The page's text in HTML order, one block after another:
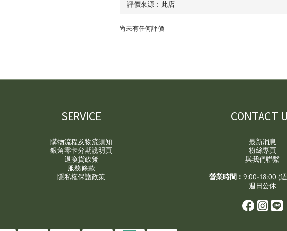
尚未有任何評價
SERVICE
購物流程及物流須知
銀角零卡分期說明頁
退換貨政策
服務條款
隱私權保護政策
CONTACT
最新消息
粉絲專頁
與我們聯繫
營業時間： 9:00-18:00 (
週日公休